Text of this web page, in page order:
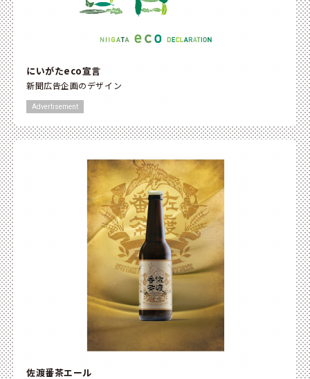
にいがたeco宣言
新聞広告企画のデザイン
Advertisement
佐渡番茶エール